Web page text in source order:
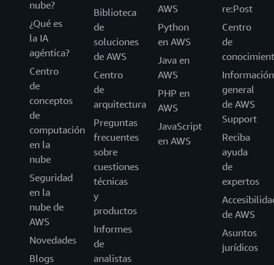
nube?
¿Qué es
la IA
agéntica?
Centro
de
conceptos
de
computación
en la
nube
Seguridad
en la
nube de
AWS
Novedades
Blogs
Biblioteca
de
soluciones
de AWS
Centro
de
arquitectura
Preguntas
frecuentes
sobre
cuestiones
técnicas
y
productos
Informes
de
analistas
AWS
Python
en AWS
Java en
AWS
PHP en
AWS
JavaScript
en AWS
re:Post
Centro
de
Información
general
de AWS
Support
Reciba
ayuda
de
expertos
de AWS
Asuntos
jurídicos